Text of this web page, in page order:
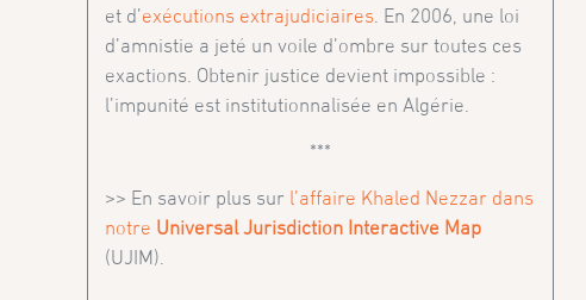
et d’exécutions extrajudiciaires. En 2006, une loi
d’amnistie a jeté un voile d’ombre sur toutes ces
exactions. Obtenir justice devient impossible :
l’impunité est institutionnalisée en Algérie.
***
>> En savoir plus sur l’affaire Khaled Nezzar dans
notre Universal Jurisdiction Interactive Map
(UJIM).